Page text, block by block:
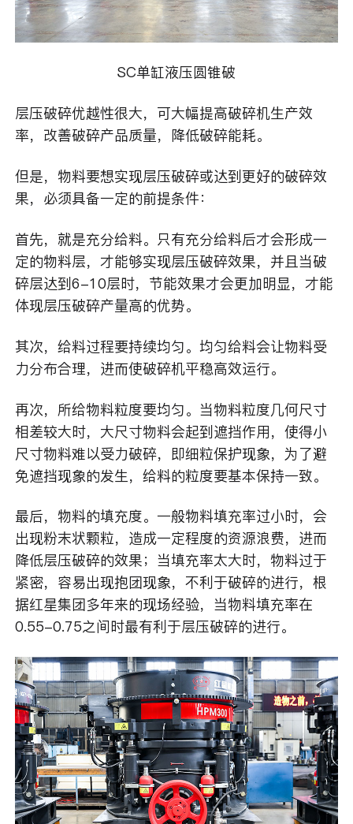
SC单缸液压圆锥破
层压破碎优越性很大，可大幅提高破碎机生产效
率，改善破碎产品质量，降低破碎能耗。
但是，物料要想实现层压破碎或达到更好的破碎效
果，必须具备一定的前提条件：
首先，就是充分给料。只有充分给料后才会形成一
定的物料层，才能够实现层压破碎效果，并且当破
碎层达到6-10层时，节能效果才会更加明显，才能
体现层压破碎产量高的优势。
其次，给料过程要持续均匀。均匀给料会让物料受
力分布合理，进而使破碎机平稳高效运行。
再次，所给物料粒度要均匀。当物料粒度几何尺寸
相差较大时，大尺寸物料会起到遮挡作用，使得小
尺寸物料难以受力破碎，即细粒保护现象，为了避
免遮挡现象的发生，给料的粒度要基本保持一致。
最后，物料的填充度。一般物料填充率过小时，会
出现粉末状颗粒，造成一定程度的资源浪费，进而
降低层压破碎的效果；当填充率太大时，物料过于
紧密，容易出现抱团现象，不利于破碎的进行，根
据红星集团多年来的现场经验，当物料填充率在
0.55-0.75之间时最有利于层压破碎的进行。